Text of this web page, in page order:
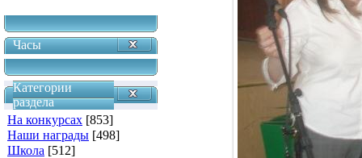
Часы
Категории
раздела
На конкурсах [853]
Наши награды [498]
Школа [512]